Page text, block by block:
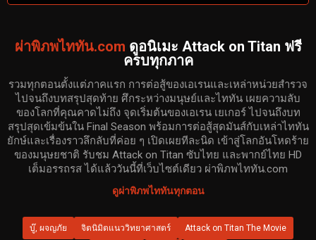
ผ่าพิภพไททัน.com ดูอนิเมะ Attack on Titan ฟรี
ครบทุกภาค
รวมทุกตอนตั้งแต่ภาคแรก การต่อสู้ของเอเรนและเหล่าหน่วยสำรวจ
ไปจนถึงบทสรุปสุดท้าย ศึกระหว่างมนุษย์และไททัน เผยความลับ
ของโลกที่คุณคาดไม่ถึง จุดเริ่มต้นของเอเรน เยเกอร์ ไปจนถึงบท
สรุปสุดเข้มข้นใน Final Season พร้อมการต่อสู้สุดมันส์กับเหล่าไททัน
ยักษ์และเรื่องราวลึกลับที่ค่อย ๆ เปิดเผยทีละนิด เข้าสู่โลกอันโหดร้าย
ของมนุษยชาติ รับชม Attack on Titan ซับไทย และพากย์ไทย HD
เต็มอรรถรส ได้แล้ววันนี้ที่เว็บไซต์เดียว ผ่าพิภพไททัน.com
ดูผ่าพิภพไททันทุกตอน
บู๊, ผจญภัย จิตนิมิตแนววิทยาศาสตร์ Attack on Titan The Movie